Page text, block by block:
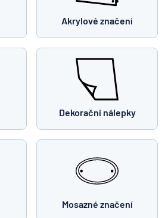
Akrylové značení
Dekorační nálepky
Mosazné značení